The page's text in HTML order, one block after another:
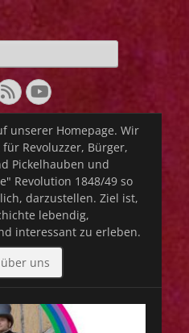
Webseite der IG
Lebendige
Geschichte 1848-
FeedYouTube
unserer Homepage. Wir
Revoluzzer, Bürger,
Pickelhauben und
Revolution 1848/49 so
darzustellen. Ziel ist,
lebendig,
interessant zu erleben.
uns